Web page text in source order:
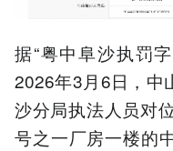
据“粤中阜沙执罚
2026年3月6日，中
沙分局执法人员对
号之一厂房一楼的